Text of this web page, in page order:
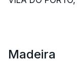
Madeira